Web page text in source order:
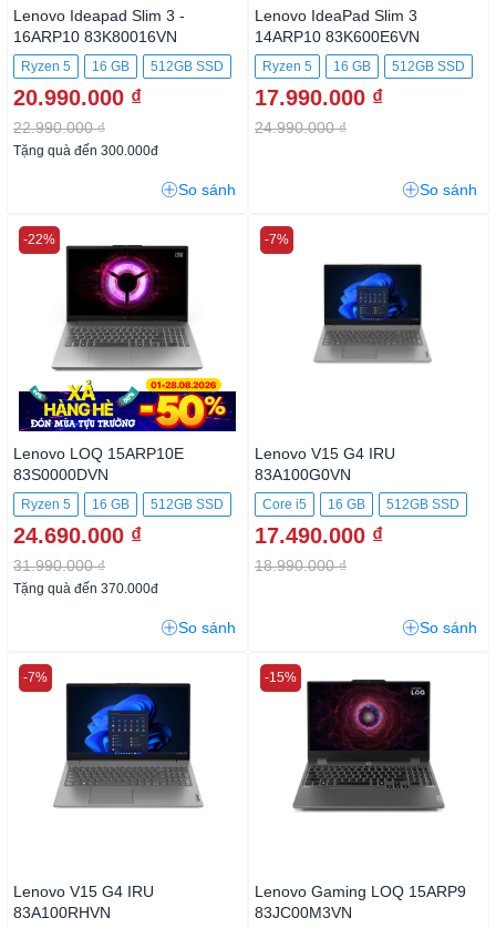
Lenovo Ideapad Slim 3 -
16ARP10 83K80016VN
Ryzen 5 16 GB 512GB SSD
20.990.000 ₫
22.990.000 ₫
Tặng quà đến 300.000đ
So sánh
Lenovo IdeaPad Slim 3
14ARP10 83K600E6VN
Ryzen 5 16 GB 512GB SSD
17.990.000 ₫
24.990.000 ₫
So sánh
Lenovo LOQ 15ARP10E
83S0000DVN
Ryzen 5 16 GB 512GB SSD
24.690.000 ₫
31.990.000 ₫
-22%
Tặng quà đến 370.000đ
So sánh
Lenovo V15 G4 IRU
83A100G0VN
Core i5 16 GB 512GB SSD
17.490.000 ₫
18.990.000 ₫
-7%
So sánh
Lenovo V15 G4 IRU
83A100RHVN
-7%
Lenovo Gaming LOQ 15ARP9
83JC00M3VN
-15%